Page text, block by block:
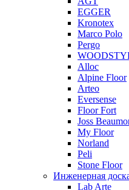
EGGER
Kronotex
Marco Polo
Pergo
Alloc
Alpine Floor
Arteo
Eversense
Floor Fort
Joss
My Floor
Norland
Peli
Stone Floor
Инженерная
Lab Arte